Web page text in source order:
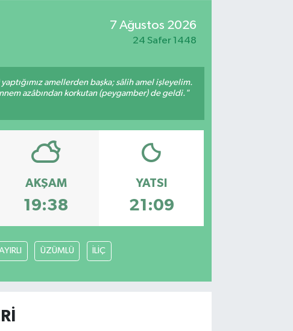
7 Ağustos 2026
24 Safer 1448
amellerden başka; sâlih amel işleyelim.
azâbından korkutan (peygamber) de geldi."
AKŞAM
19:38
YATSI
21:09
ÜZÜMLÜ İLİÇ